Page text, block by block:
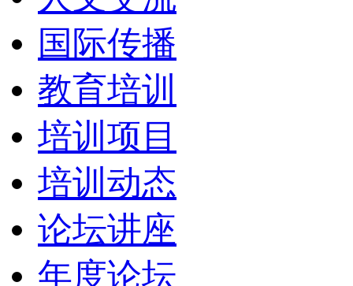
国际传播
教育培训
培训项目
培训动态
论坛讲座
年度论坛